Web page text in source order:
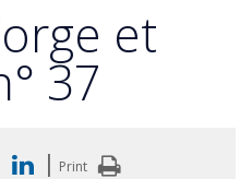
et
37
| Print